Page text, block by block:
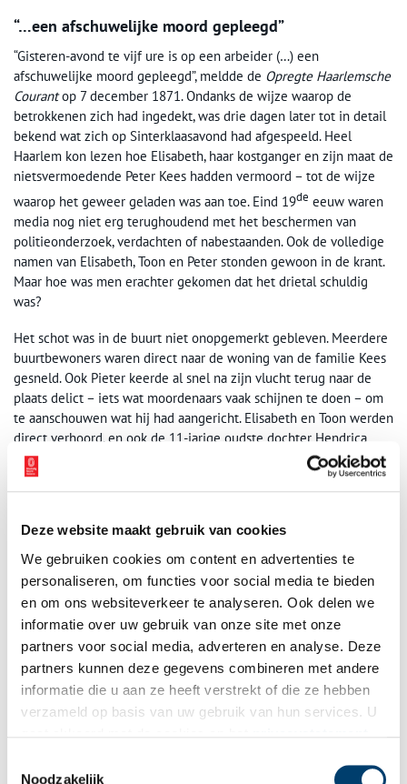
Deze website maakt gebruik van cookies
We gebruiken cookies om content en advertenties te
personaliseren, om functies voor social media te bieden
en om ons websiteverkeer te analyseren. Ook delen we
informatie over uw gebruik van onze site met onze
partners voor social media, adverteren en analyse. Deze
partners kunnen deze gegevens combineren met andere
informatie die u aan ze heeft verstrekt of die ze hebben
verzameld op basis van uw gebruik van hun services. U
Noodzakelijk
“…een afschuwelijke moord gepleegd”
“Gisteren-avond te vijf ure is op een arbeider (…) een
afschuwelijke moord gepleegd”, meldde de Opregte Haarlemsche
Courantop 7 december 1871. Ondanks de wijze waarop de
betrokkenen zich had ingedekt, was drie dagen later tot in detail
bekend wat zich op Sinterklaasavond had afgespeeld. Heel
Haarlem kon lezen hoe Elisabeth, haar kostganger en zijn maat de
nietsvermoedende Peter Kees hadden vermoord – tot de wijze
waarop het geweer geladen was aan toe. Eind 19de eeuw waren
media nog niet erg terughoudend met het beschermen van
politieonderzoek, verdachten of nabestaanden. Ook de volledige
namen van Elisabeth, Toon en Peter stonden gewoon in de krant.
Maar hoe was men erachter gekomen dat het drietal schuldig
was?
Het schot was in de buurt niet onopgemerkt gebleven. Meerdere
buurtbewoners waren direct naar de woning van de familie Kees
gesneld. Ook Pieter keerde al snel na zijn vlucht terug naar de
plaats delict – iets wat moordenaars vaak schijnen te doen – om
te aanschouwen wat hij had aangericht. Elisabeth en Toon werden
direct verhoord, en ook de 11-jarige oudste dochter Hendrica
moest vragen beantwoorden. Zij bleek haar moeder en Pieter te
hebben horen praten over het verstoppen van het geweer.